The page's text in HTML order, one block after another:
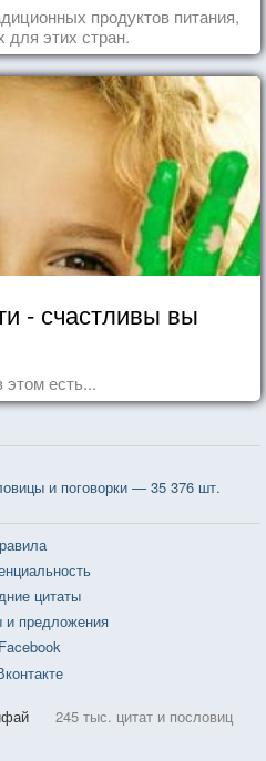
продуктов питания,
для этих стран.
- счастливы вы
этом есть...
и поговорки — 35 376 шт.
цитаты
предложения
Facebook
245 тыс. цитат и пословиц